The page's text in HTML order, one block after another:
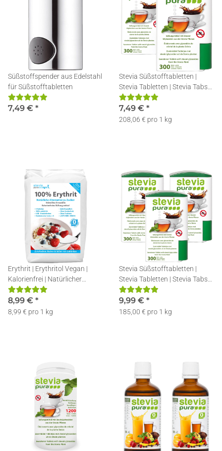
Süßstoffspender aus Edelstahl
für Süßstofftabletten
7,49 € *
Stevia Süßstofftabletten |
Stevia Tabletten | Stevia Tabs
im Spender | 2x300
7,49 € *
208,06 € pro 1 kg
Erythrit | Erythritol Vegan |
Kalorienfrei | Natürlicher
Zuckerersatz | 1 kg
8,99 € *
8,99 € pro 1 kg
Stevia Süßstofftabletten |
Stevia Tabletten | Stevia Tabs
im Spender | 3x300
9,99 € *
185,00 € pro 1 kg